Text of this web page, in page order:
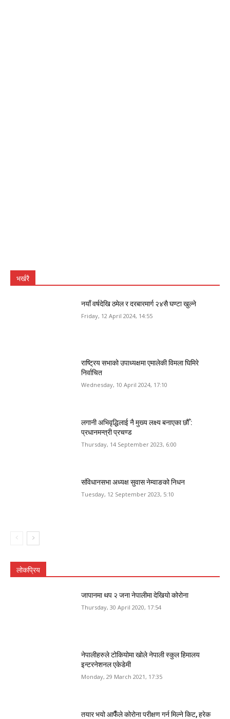
भर्खरै
नयाँ वर्षदेखि ठमेल र दरबारमार्ग २४सै घण्टा खुल्ने
Friday, 12 April 2024, 14:55
राष्ट्रिय सभाको उपाध्यक्षमा एमालेकी विमला घिमिरे
निर्वाचित
Wednesday, 10 April 2024, 17:10
लगानी अभिवृद्धिलाई नै मुख्य लक्ष्य बनाएका छौँ :
प्रधानमन्त्री प्रचण्ड
Thursday, 14 September 2023, 6:00
संविधानसभा अध्यक्ष सुवास नेम्वाङको निधन
Tuesday, 12 September 2023, 5:10
लोकप्रिय
जापानमा थप २ जना नेपालीमा देखियो कोरोना
Thursday, 30 April 2020, 17:54
नेपालीहरुले टोकियोमा खोले नेपाली स्कुल हिमालय
इन्टरनेशनल एकेडेमी
Monday, 29 March 2021, 17:35
तयार भयो आफैँले कोरोना परीक्षण गर्न मिल्ने किट, हरेक